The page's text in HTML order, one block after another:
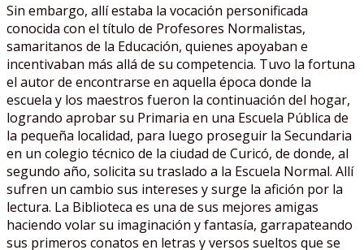
Sin embargo, allí estaba la vocación personificada
conocida con el título de Profesores Normalistas,
samaritanos de la Educación, quienes apoyaban e
incentivaban más allá de su competencia. Tuvo la fortuna
el autor de encontrarse en aquella época donde la
escuela y los maestros fueron la continuación del hogar,
logrando aprobar su Primaria en una Escuela Pública de
la pequeña localidad, para luego proseguir la Secundaria
en un colegio técnico de la ciudad de Curicó, de donde, al
segundo año, solicita su traslado a la Escuela Normal. Allí
sufren un cambio sus intereses y surge la afición por la
lectura. La Biblioteca es una de sus mejores amigas
haciendo volar su imaginación y fantasía, garrapateando
sus primeros conatos en letras y versos sueltos que se